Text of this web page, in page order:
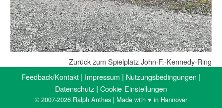
Zurück zum Spielplatz John-F.-Kennedy-Ring
Feedback/Kontakt | Impressum | Nutzungsbedingungen |
Datenschutz | Cookie-Einstellungen
© 2007-2026 Ralph Anthes | Made with ♥ in Hannover